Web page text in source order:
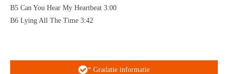
B5 Can You Hear My Heartbeat 3:00
B6 Lying All The Time 3:42
* Gradatie informatie